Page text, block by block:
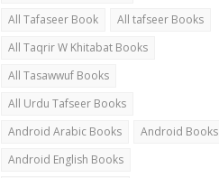
All Tafaseer Book
All tafseer Books
All Taqrir W Khitabat Books
All Tasawwuf Books
All Urdu Tafseer Books
Android Arabic Books
Android Books
Android English Books